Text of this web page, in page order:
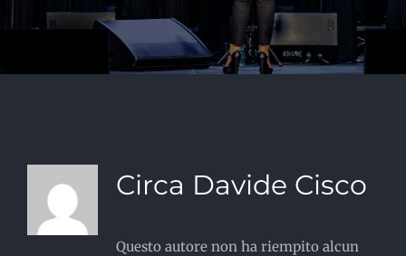
Circa Davide Cisco
Questo autore non ha riempito alcun